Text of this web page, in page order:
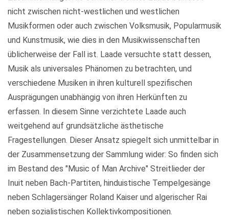
nicht zwischen nicht-westlichen und westlichen
Musikformen oder auch zwischen Volksmusik, Popularmusik
und Kunstmusik, wie dies in den Musikwissenschaften
üblicherweise der Fall ist. Laade versuchte statt dessen,
Musik als universales Phänomen zu betrachten, und
verschiedene Musiken in ihren kulturell spezifischen
Ausprägungen unabhängig von ihren Herkünften zu
erfassen. In diesem Sinne verzichtete Laade auch
weitgehend auf grundsätzliche ästhetische
Fragestellungen. Dieser Ansatz spiegelt sich unmittelbar in
der Zusammensetzung der Sammlung wider: So finden sich
im Bestand des "Music of Man Archive" Streitlieder der
Inuit neben Bach-Partiten, hinduistische Tempelgesänge
neben Schlagersänger Roland Kaiser und algerischer Rai
neben sozialistischen Kollektivkompositionen.